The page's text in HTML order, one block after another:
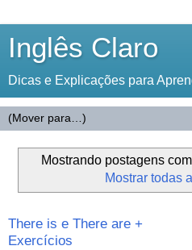
Inglês Claro
Dicas e Explicações para
Mostrando postagens
Mostrar todas
There is e There are +
Exercícios